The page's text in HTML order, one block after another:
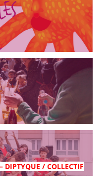
DIPTYQUE / COLLECTIF